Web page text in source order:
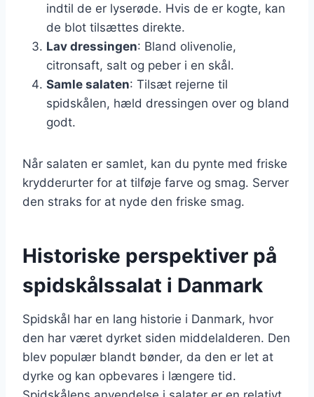
indtil de er lyserøde. Hvis de er kogte, kan
de blot tilsættes direkte.
Lav dressingen: Bland olivenolie,
citronsaft, salt og peber i en skål.
Samle salaten: Tilsæt rejerne til
spidskålen, hæld dressingen over og bland
godt.
Når salaten er samlet, kan du pynte med friske
krydderurter for at tilføje farve og smag. Server
den straks for at nyde den friske smag.
Historiske perspektiver på
spidskålssalat i Danmark
Spidskål har en lang historie i Danmark, hvor
den har været dyrket siden middelalderen. Den
blev populær blandt bønder, da den er let at
dyrke og kan opbevares i længere tid.